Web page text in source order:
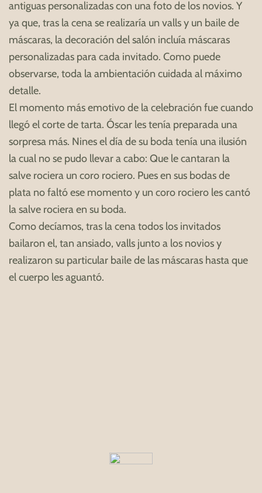
antiguas personalizadas con una foto de los novios. Y
ya que, tras la cena se realizaría un valls y un baile de
máscaras, la decoración del salón incluía máscaras
personalizadas para cada invitado. Como puede
observarse, toda la ambientación cuidada al máximo
detalle.
El momento más emotivo de la celebración fue cuando
llegó el corte de tarta. Óscar les tenía preparada una
sorpresa más. Nines el día de su boda tenía una ilusión
la cual no se pudo llevar a cabo: Que le cantaran la
salve rociera un coro rociero. Pues en sus bodas de
plata no faltó ese momento y un coro rociero les cantó
la salve rociera en su boda.
Como decíamos, tras la cena todos los invitados
bailaron el, tan ansiado, valls junto a los novios y
realizaron su particular baile de las máscaras hasta que
el cuerpo les aguantó.